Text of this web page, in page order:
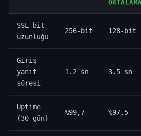
SSL bit
uzunluğu
256-bit 128-bit
Giriş
yanıt
süresi
1.2 sn 3.5 sn
Uptime
(30 gün)
%99,7 %97,5